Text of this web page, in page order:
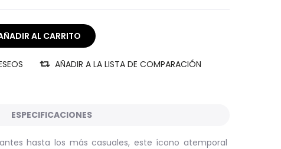
AÑADIR A LA LISTA DE COMPARACIÓN
ESPECIFICACIONES
hasta los más casuales, este ícono atemporal